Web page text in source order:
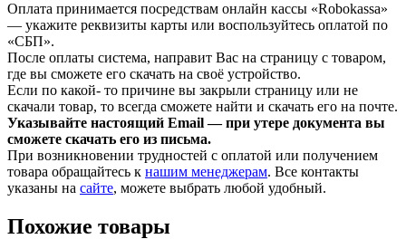
Оплата принимается посредствам онлайн кассы «Robokassa»
— укажите реквизиты карты или воспользуйтесь оплатой по
«СБП».
После оплаты система, направит Вас на страницу с товаром,
где вы сможете его скачать на своё устройство.
Если по какой- то причине вы закрыли страницу или не
скачали товар, то всегда сможете найти и скачать его на почте.
Указывайте настоящий Email — при утере документа вы
сможете скачать его из письма.
При возникновении трудностей с оплатой или получением
товара обращайтесь к нашим менеджерам. Все контакты
указаны на сайте, можете выбрать любой удобный.
Похожие товары